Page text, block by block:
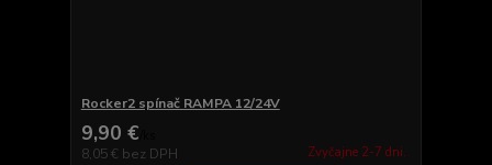
Rocker2 spínač RAMPA 12/24V
9,90 €
8,05 € bez DPH Zvyčajne 2-7 dni.